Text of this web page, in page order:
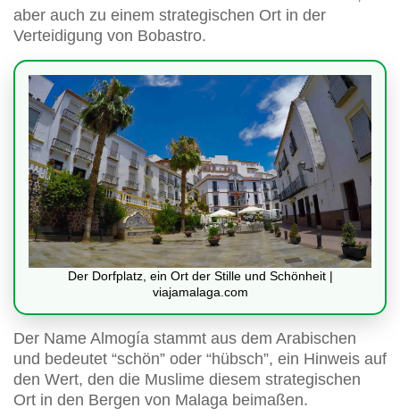
aber auch zu einem strategischen Ort in der
Verteidigung von Bobastro.
Der Dorfplatz, ein Ort der Stille und Schönheit |
viajamalaga.com
Der Name Almogía stammt aus dem Arabischen
und bedeutet “schön” oder “hübsch”, ein Hinweis auf
den Wert, den die Muslime diesem strategischen
Ort in den Bergen von Malaga beimaßen.